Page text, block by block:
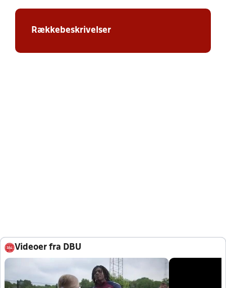
Rækkebeskrivelser
Videoer fra DBU